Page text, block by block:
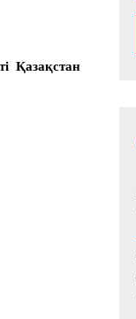
Қазақстан